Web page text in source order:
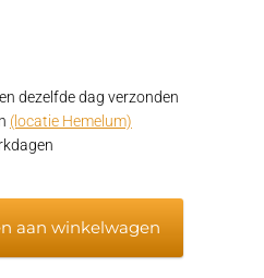
dezelfde dag verzonden
(locatie Hemelum)
aan winkelwagen